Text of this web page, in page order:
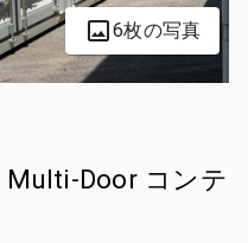
6枚の写真
Door コンテ